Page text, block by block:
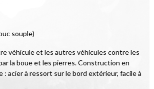
souple)
véhicule et les autres véhicules contre les
la boue et les pierres. Construction en
acier à ressort sur le bord extérieur, facile à